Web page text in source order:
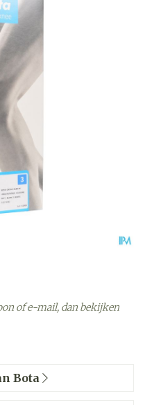
of e-mail, dan bekijken
Bota